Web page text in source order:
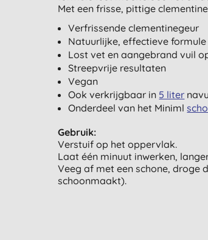
Met een frisse, pittige
Verfrissende clementinegeur
Natuurlijke, effectieve formule
Lost vet en aangebrand vuil
Streepvrije resultaten
Vegan
Ook verkrijgbaar in 5 liter
Onderdeel van het Miniml
Gebruik:
Verstuif op het oppervlak.
Laat één minuut inwerken,
Veeg af met een schone, droge
schoonmaakt).